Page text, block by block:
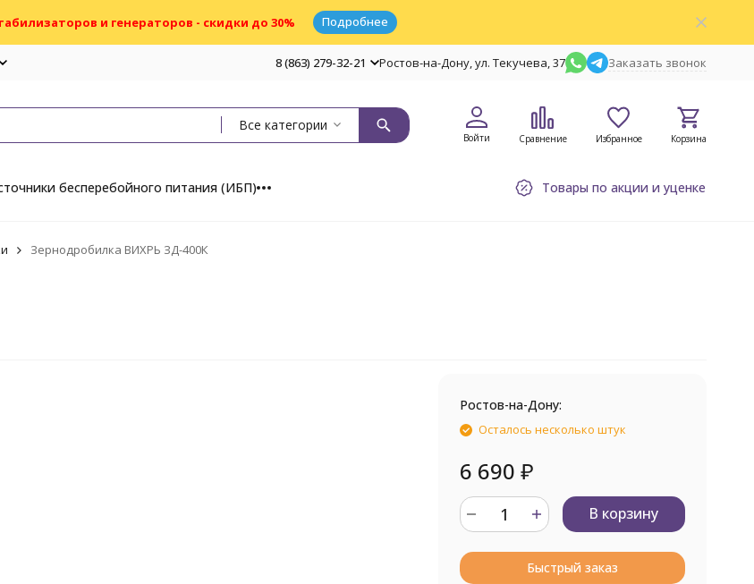
и генераторов - скидки до 30% Подробнее
8 (863) 279-32-21 Ростов-на-Дону, ул. Текучева, 37 Заказать звонок
Все категории
Войти Сравнение Избранное Корзина
бесперебойного питания (ИБП) Товары по акции и уценке
Зернодробилка ВИХРЬ ЗД-400К
Ростов-на-Дону:
Осталось несколько штук
6 690 ₽
В корзину
Быстрый заказ